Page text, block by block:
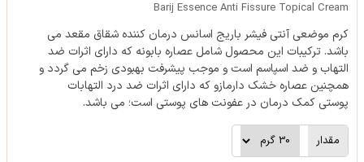
Barij Essence Anti Fissure Topical Cream
کرم موضعی آنتی فیشر باریج اسانس درمان کننده شقاق مقعد می
باشد. ترکیبات این محصول شامل عصاره بابونه که دارای اثرات ضد
التهاب و ضد اسپاسم است و موجب پیشرفت بهبودی زخم می گردد و
همچنین عصاره خشک دارمازو که دارای اثرات ضد درد التهابات
پوستی کمک درمان در عفونت های پوستی است؛ می باشد.
مقدار